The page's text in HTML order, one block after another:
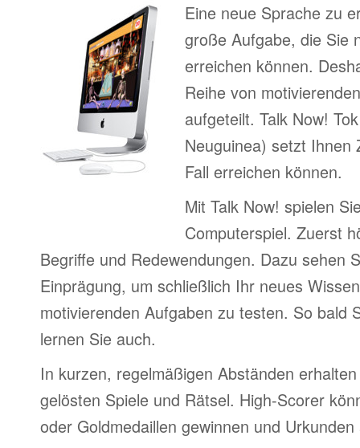
Eine neue Sprache zu
große Aufgabe, die Sie
erreichen können.
Reihe von
aufgeteilt. Talk Now!
Neuguinea) setzt Ihnen
Fall erreichen können.
Mit Talk Now! spielen
Computerspiel. Zuerst
Begriffe und Redewendungen. Dazu sehen
Einprägung, um schließlich Ihr neues
motivierenden Aufgaben zu testen. So bald
lernen Sie auch.
In kurzen, regelmäßigen Abständen
gelösten Spiele und Rätsel. High-Scorer
oder Goldmedaillen gewinnen und